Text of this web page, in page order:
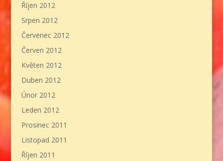
Říjen 2012
Srpen 2012
Červenec 2012
Červen 2012
Květen 2012
Duben 2012
Únor 2012
Leden 2012
Prosinec 2011
Listopad 2011
Říjen 2011